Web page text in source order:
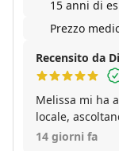
15 anni di
Prezzo
Recensito da
Melissa mi ha
locale,
necessità fino
14 giorni fa